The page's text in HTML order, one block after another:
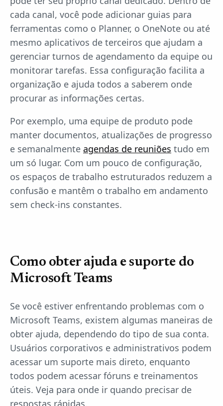
cada canal, você pode adicionar guias para
ferramentas como o Planner, o OneNote ou até
mesmo aplicativos de terceiros que ajudam a
gerenciar turnos de agendamento da equipe ou
monitorar tarefas. Essa configuração facilita a
organização e ajuda todos a saberem onde
procurar as informações certas.
Por exemplo, uma equipe de produto pode
manter documentos, atualizações de progresso
e semanalmente agendas de reuniões tudo em
um só lugar. Com um pouco de configuração,
os espaços de trabalho estruturados reduzem a
confusão e mantêm o trabalho em andamento
sem check-ins constantes.
Como obter ajuda e suporte do
Microsoft Teams
Se você estiver enfrentando problemas com o
Microsoft Teams, existem algumas maneiras de
obter ajuda, dependendo do tipo de sua conta.
Usuários corporativos e administrativos podem
acessar um suporte mais direto, enquanto
todos podem acessar fóruns e treinamentos
úteis. Veja para onde ir quando precisar de